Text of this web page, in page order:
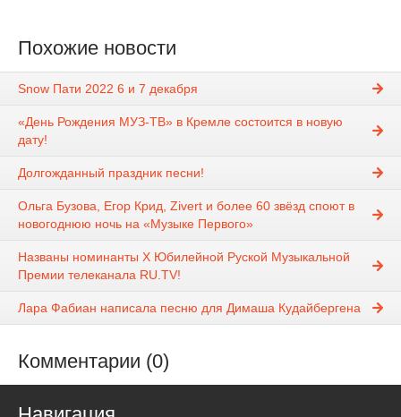
Похожие новости
Snow Пати 2022 6 и 7 декабря
«День Рождения МУЗ-ТВ» в Кремле состоится в новую
дату!
Долгожданный праздник песни!
Ольга Бузова, Егор Крид, Zivert и более 60 звёзд споют в
новогоднюю ночь на «Музыке Первого»
Названы номинанты X Юбилейной Руской Музыкальной
Премии телеканала RU.TV!
Лара Фабиан написала песню для Димаша Кудайбергена
Комментарии (0)